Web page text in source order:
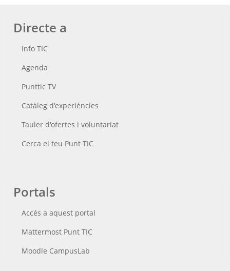
Directe a
Info TIC
Agenda
Punttic TV
Catàleg d'experiències
Tauler d'ofertes i voluntariat
Cerca el teu Punt TIC
Portals
Accés a aquest portal
Mattermost Punt TIC
Moodle CampusLab